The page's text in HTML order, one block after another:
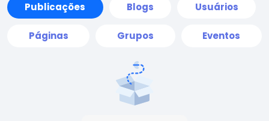
Publicações Blogs Usuários
Páginas Grupos Eventos